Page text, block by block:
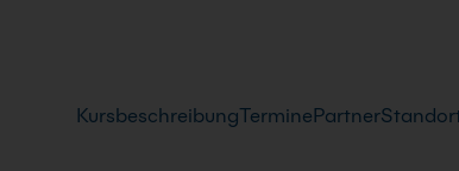
KursbeschreibungTerminePartner